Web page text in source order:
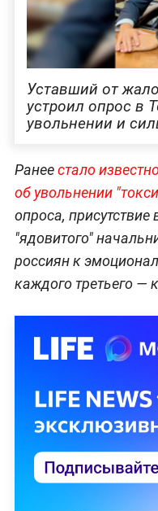
Уставший от
устроил опрос в
увольнении и
Ранеестало
об увольнении
опроса,
"ядовитого"
россиян к
каждого третьего —